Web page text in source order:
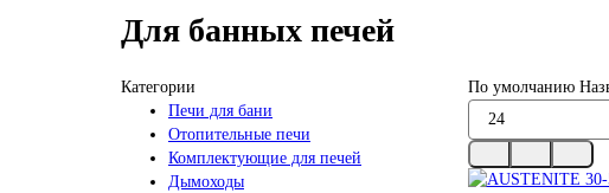
Для банных печей
Категории
Печи для бани
Отопительные печи
Комплектующие для печей
Дымоходы
По умолчанию